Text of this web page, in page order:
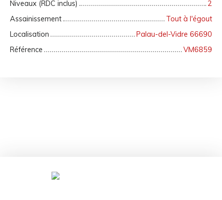
Niveaux (RDC inclus)
2
Assainissement
Tout à l'égout
Localisation
Palau-del-Vidre 66690
Référence
VM6859